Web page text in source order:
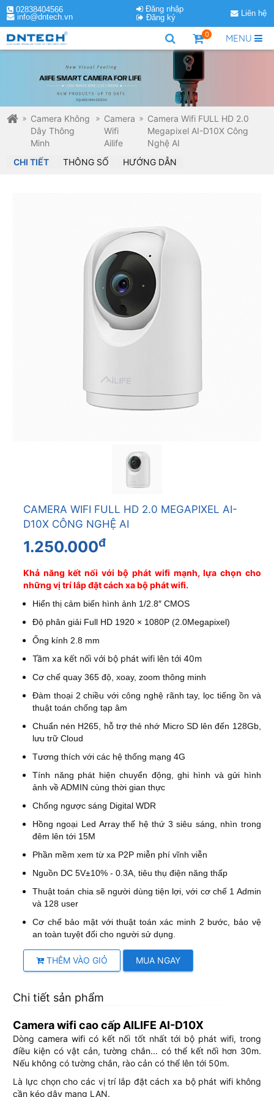
02838404566
info@dntech.vn
Đăng nhập
Đăng ký
Liên hệ
MENU
0
Camera Không
Dây Thông
Minh
Camera
Wifi
Ailife
Camera Wifi FULL HD 2.0
Megapixel AI-D10X Công
Nghệ AI
CHI TIẾT
THÔNG SỐ HƯỚNG DẪN
CAMERA WIFI FULL HD 2.0 MEGAPIXEL AI-
D10X CÔNG NGHỆ AI
1.250.000đ
Khả năng kết nối với bộ phát wifi mạnh, lựa chọn cho
những vị trí lắp đặt cách xa bộ phát wifi.
Hiển thị cảm biến hình ảnh 1/2.8″ CMOS
Độ phân giải Full HD 1920 × 1080P (2.0Megapixel)
Ống kính 2.8 mm
Tầm xa kết nối với bộ phát wifi lên tới 40m
Cơ chế quay 365 độ, xoay, zoom thông minh
Đàm thoại 2 chiều với công nghệ rãnh tay, lọc tiếng ồn và
thuật toán chống tạp âm
Chuẩn nén H265, hỗ trợ thẻ nhớ Micro SD lên đến 128Gb,
lưu trữ Cloud
Tương thích với các hệ thống mạng 4G
Tính năng phát hiện chuyển động, ghi hình và gửi hình
ảnh về ADMIN cùng thời gian thực
Chống ngược sáng Digital WDR
Hồng ngoại Led Array thế hệ thứ 3 siêu sáng, nhìn trong
đêm lên tới 15M
Phần mềm xem từ xa P2P miễn phí vĩnh viễn
Nguồn DC 5V±10% - 0.3A, tiêu thụ điện năng thấp
Thuật toán chia sẽ người dùng tiện lợi, với cơ chế 1 Admin
và 128 user
Cơ chế bảo mật với thuật toán xác minh 2 bước, bảo vệ
an toàn tuyệt đối cho người sử dụng.
THÊM VÀO GIỎ MUA NGAY
Chi tiết sản phẩm
Camera wifi cao cấp AILIFE AI-D10X
Dòngcamera wificó kết nối tốt nhất tới bộ phát wifi, trong
điều kiện có vật cản, tường chắn... có thể kết nối hơn 30m.
Nếu không có tường chắn, rào cản có thể lên tới 50m.
Là lực chọn cho các vị trí lắp đặt cách xa bộ phát wifi không
cần kéo dây mạng LAN.